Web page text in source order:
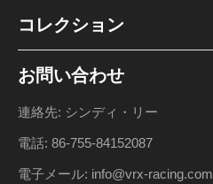
コレクション
お問い合わせ
連絡先: シンディ・リー
電話: 86-755-84152087
電子メール: info@vrx-racing.com